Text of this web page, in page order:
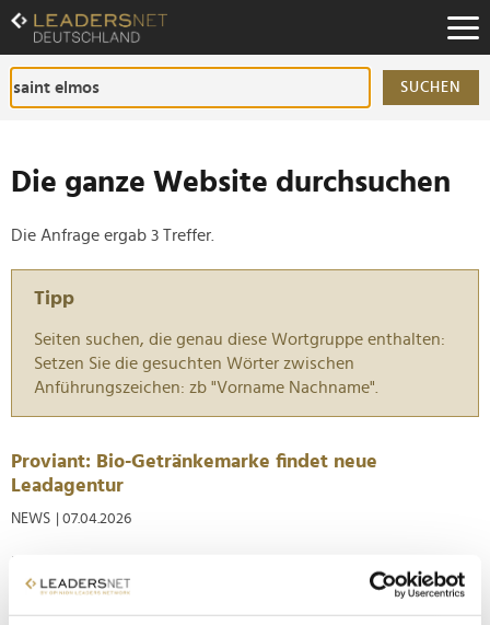
Zum
Inhalt
Zur
Fußzeilen-
Navigation
SUCHEN
Die ganze Website durchsuchen
Die Anfrage ergab 3 Treffer.
Tipp
Seiten suchen, die genau diese Wortgruppe enthalten:
Setzen Sie die gesuchten Wörter zwischen
Anführungszeichen: zb "Vorname Nachname".
Proviant: Bio-Getränkemarke findet neue
Leadagentur
NEWS | 07.04.2026
Die Proviant Fruchtmanufaktur stellt ihre kreative
Ausrichtung neu auf: Mit Saint Elmo’s Hamburg holen sich die